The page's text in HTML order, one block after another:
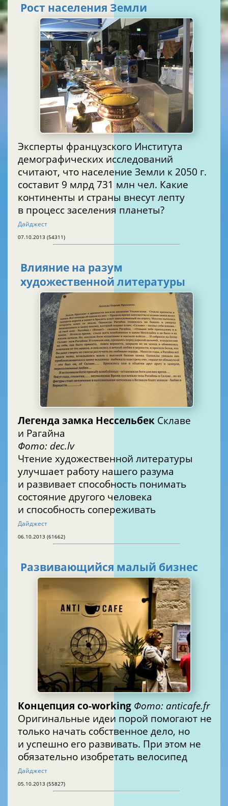
Рост населения Земли
Эксперты французского Института
демографических исследований
считают, что население Земли к 2050 г.
составит 9 млрд 731 млн чел. Какие
континенты и страны внесут лепту
в процесс заселения планеты?
Дайджест
07.10.2013 (54311)
Влияние на разум
художественной литературы
Легенда замка Нессельбек Склаве
и Рагайна
Фото: dec.lv
Чтение художественной литературы
улучшает работу нашего разума
и развивает способность понимать
состояние другого человека
и способность сопереживать
Дайджест
06.10.2013 (61662)
Развивающийся малый бизнес
Концепция co-working Фото: anticafe.fr
Оригинальные идеи порой помогают не
только начать собственное дело, но
и успешно его развивать. При этом не
обязательно изобретать велосипед
Дайджест
05.10.2013 (55827)